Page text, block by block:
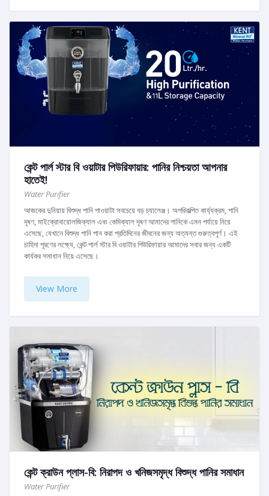
কেন্ট পার্ল স্টার বি ওয়াটার পিউরিফায়ার: পানির নিশ্চয়তা আপনার
হাতেই!
Water Purifier
আজকের দুনিয়ায় বিশুদ্ধ পানি পাওয়াটা সবচেয়ে বড় চ্যালেঞ্জ। অপরিকল্পিত কার্য্যক্রম, পানি
দূষণ, মাইক্রোবায়োলজিক্যাল এবং কেমিক্যাল দূষণ আমাদের পানিকে এমন পর্যায়ে নিয়ে
এসেছে, যেখানে বিশুদ্ধ পানি পান করা প্রতিদিনের জীবনের জন্য অত্যন্ত গুরুত্বপূর্ণ। এই
চাহিদা পূরণের লক্ষ্যে, কেন্ট পার্ল স্টার বি ওয়াটার পিউরিফায়ার আমাদের সবার জন্য একটি
কার্যকর সমাধান নিয়ে এসেছে।
View More
কেন্ট ক্রাউন প্লাস-বি: নিরাপদ ও খনিজসমৃদ্ধ বিশুদ্ধ পানির সমাধান
Water Purifier